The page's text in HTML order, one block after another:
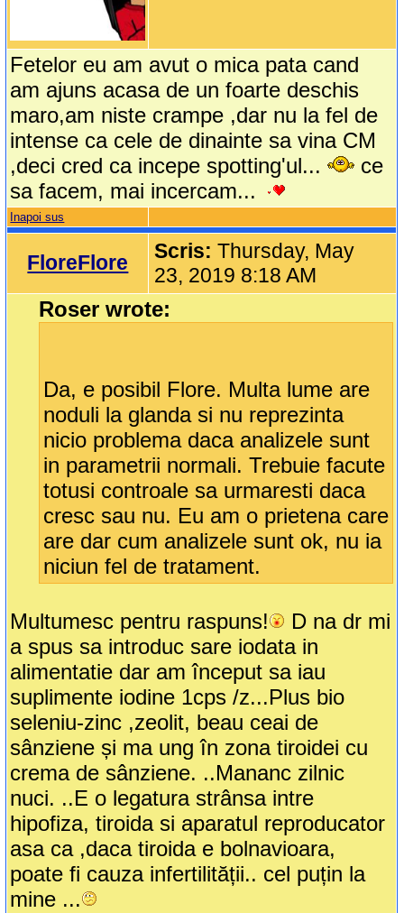
Fetelor eu am avut o mica pata cand
am ajuns acasa de un foarte deschis
maro,am niste crampe ,dar nu la fel de
intense ca cele de dinainte sa vina CM
,deci cred ca incepe spotting'ul...
ce
sa facem, mai incercam...
Inapoi sus
FloreFlore Scris:Thursday, May
23, 2019 8:18 AM
Roser wrote:
Da, e posibil Flore. Multa lume are
noduli la glanda si nu reprezinta
nicio problema daca analizele sunt
in parametrii normali. Trebuie facute
totusi controale sa urmaresti daca
cresc sau nu. Eu am o prietena care
are dar cum analizele sunt ok, nu ia
niciun fel de tratament.
Multumesc pentru raspuns!
D na dr mi
a spus sa introduc sare iodata in
alimentatie dar am început sa iau
suplimente iodine 1cps /z...Plus bio
seleniu-zinc ,zeolit, beau ceai de
sânziene și ma ung în zona tiroidei cu
crema de sânziene. ..Mananc zilnic
nuci. ..E o legatura strânsa intre
hipofiza, tiroida si aparatul reproducator
asa ca ,daca tiroida e bolnavioara,
poate fi cauza infertilității.. cel puțin la
mine ...